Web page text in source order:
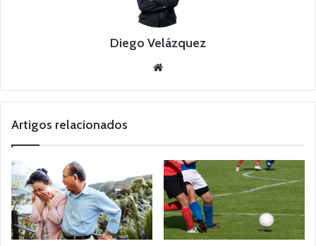
Diego Velázquez
b
e
Artigos relacionados